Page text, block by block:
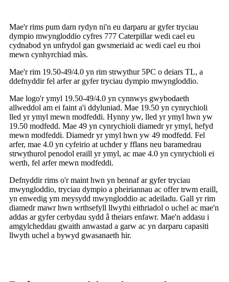
Mae'r rims pum darn rydyn ni'n eu darparu ar gyfer tryciau
dympio mwyngloddio cyfres 777 Caterpillar wedi cael eu
cydnabod yn unfrydol gan gwsmeriaid ac wedi cael eu rhoi
mewn cynhyrchiad màs.
Mae'r rim 19.50-49/4.0 yn rim strwythur 5PC o deiars TL, a
ddefnyddir fel arfer ar gyfer tryciau dympio mwyngloddio.
Mae logo'r ymyl 19.50-49/4.0 yn cynnwys gwybodaeth
allweddol am ei faint a'i ddyluniad. Mae 19.50 yn cynrychioli
lled yr ymyl mewn modfeddi. Hynny yw, lled yr ymyl hwn yw
19.50 modfedd. Mae 49 yn cynrychioli diamedr yr ymyl, hefyd
mewn modfeddi. Diamedr yr ymyl hwn yw 49 modfedd. Fel
arfer, mae 4.0 yn cyfeirio at uchder y fflans neu baramedrau
strwythurol penodol eraill yr ymyl, ac mae 4.0 yn cynrychioli ei
werth, fel arfer mewn modfeddi.
Defnyddir rims o'r maint hwn yn bennaf ar gyfer tryciau
mwyngloddio, tryciau dympio a pheiriannau ac offer trwm eraill,
yn enwedig ym meysydd mwyngloddio ac adeiladu. Gall yr rim
diamedr mawr hwn wrthsefyll llwythi eithriadol o uchel ac mae'n
addas ar gyfer cerbydau sydd â theiars enfawr. Mae'n addasu i
amgylcheddau gwaith anwastad a garw ac yn darparu capasiti
llwyth uchel a bywyd gwasanaeth hir.